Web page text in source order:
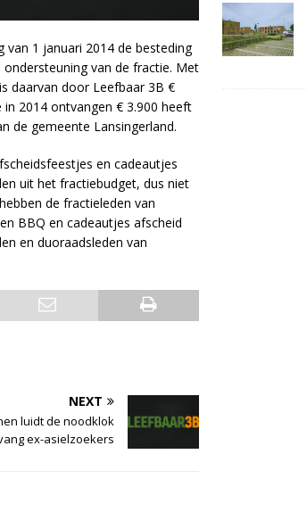
1 januari 2014 de besteding
van de fractie. Met
daarvan door Leefbaar 3B €
in 2014 ontvangen € 3.900 heeft
de gemeente Lansingerland.
en cadeautjes
uit het fractiebudget, dus niet
de fractieleden van
BBQ en cadeautjes afscheid
en duoraadsleden van
NEXT
luidt de noodklok
ex-asielzoekers